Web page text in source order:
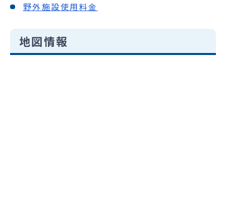
野外施設使用料金
地図情報